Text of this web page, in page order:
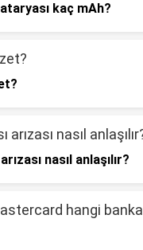
kaç mAh?
nasıl anlaşılır?